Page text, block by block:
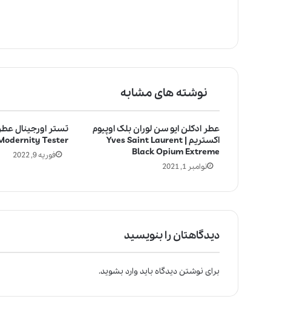
نوشته های مشابه
تستر اورجینال
Tester
فوریه 9, 2022
عطر ادکلن ایو سن لوران بلک اوپیوم
اکستریم | Yves Saint Laurent
Black Opium Extreme
نوامبر 1, 2021
دیدگاهتان را بنویسید
برای نوشتن دیدگاه بایدوارد بشوید.